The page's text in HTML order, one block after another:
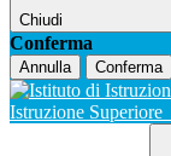
Chiudi
Conferma
Annulla Conferma
Istruzione Superiore